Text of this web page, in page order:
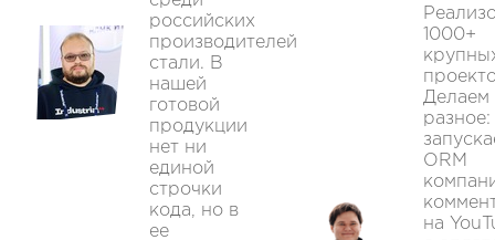
российских
производителей
стали. В
нашей
готовой
продукции
нет ни
единой
строчки
кода, но в
ее
1000+
Делаем
разное:
ORM
на